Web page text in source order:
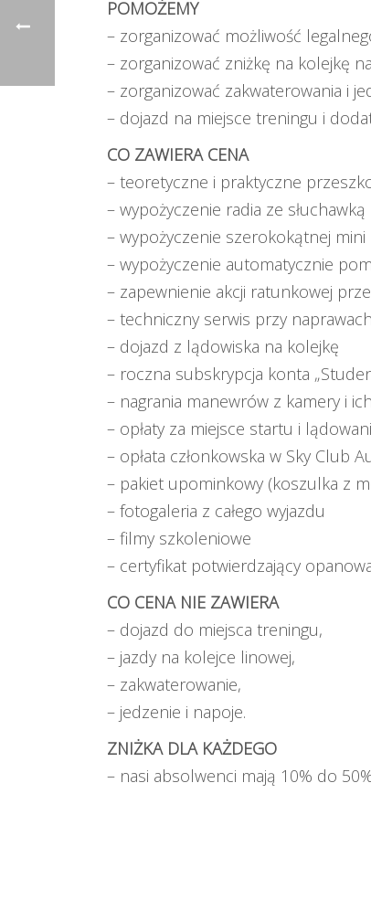
POMOŻEMY
– zorganizować możliwość
– zorganizować zniżkę na kolejkę
– zorganizować zakwaterowania i
– dojazd na miejsce treningu i
CO ZAWIERA CENA
– teoretyczne i praktyczne
– wypożyczenie radia ze słuchawką
– wypożyczenie szerokokątnej mini
– wypożyczenie automatycznie
– zapewnienie akcji ratunkowej
– techniczny serwis przy
– dojazd z lądowiska na kolejkę
– roczna subskrypcja konta
– nagrania manewrów z kamery i
– opłaty za miejsce startu i
– opłata członkowska w Sky Club
– pakiet upominkowy (koszulka z
– fotogaleria z całego wyjazdu
– filmy szkoleniowe
– certyfikat potwierdzający
CO CENA NIE ZAWIERA
– dojazd do miejsca treningu,
– jazdy na kolejce linowej,
– zakwaterowanie,
– jedzenie i napoje.
ZNIŻKA DLA KAŻDEGO
– nasi absolwenci mają 10% do